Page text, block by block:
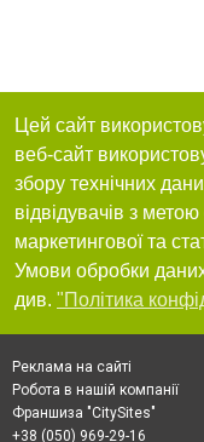
Цей сайт
веб-сайт
збору технічних
відвідувачів з
маркетингової та
Умови обробки даних
див. "Політика
Реклама на сайті
Робота в нашій компанії
Франшиза "CitySites"
+38 (050) 969-29-16